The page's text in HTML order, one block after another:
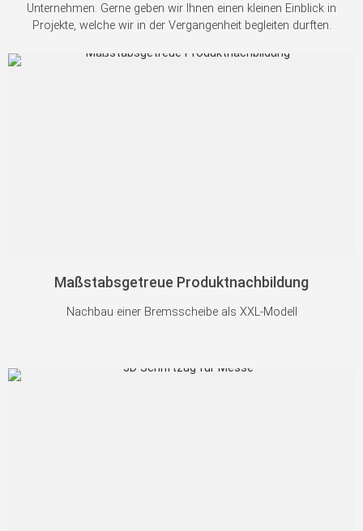
Unternehmen. Gerne geben wir Ihnen einen kleinen Einblick in
Projekte, welche wir in der Vergangenheit begleiten durften.
Maßstabsgetreue Produktnachbildung
Nachbau einer Bremsscheibe als XXL-Modell